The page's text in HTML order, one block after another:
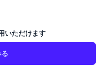
いただけます